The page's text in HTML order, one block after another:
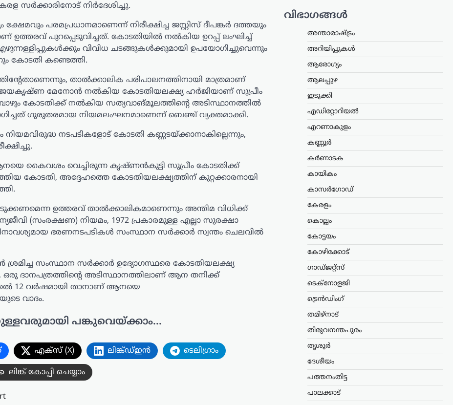
സർക്കാരിനോട് നിർദേശിച്ചു.
പരമപ്രധാനമാണെന്ന് നിരീക്ഷിച്ച ജസ്റ്റിസ് ദീപങ്കർ ദത്തയും
ഉത്തരവ് പുറപ്പെടുവിച്ചത്. കോടതിയിൽ നൽകിയ ഉറപ്പ് ലംഘിച്ച്
വിവിധ ചടങ്ങുകൾക്കുമായി ഉപയോഗിച്ചുവെന്നും
കണ്ടെത്തി.
താൽക്കാലിക പരിപാലനത്തിനായി മാത്രമാണ്
ജയകൃഷ്ണ മേനോൻ നൽകിയ കോടതിയലക്ഷ്യ ഹർജിയാണ് സുപ്രീം
കോടതിക്ക് നൽകിയ സത്യവാങ്മൂലത്തിന്റെ അടിസ്ഥാനത്തിൽ
ഗുരുതരമായ നിയമലംഘനമാണെന്ന് ബെഞ്ച് വ്യക്തമാക്കി.
നടപടികളോട് കോടതി കണ്ണടയ്ക്കാനാകില്ലെന്നും,
കൈവശം വെച്ചിരുന്ന കൃഷ്ണൻകുട്ടി സുപ്രീം കോടതിക്ക്
കോടതി, അദ്ദേഹത്തെ കോടതിയലക്ഷ്യത്തിന് കുറ്റക്കാരനായി
ഉത്തരവ് താൽക്കാലികമാണെന്നും അന്തിമ വിധിക്ക്
(സംരക്ഷണ) നിയമം, 1972 പ്രകാരമുള്ള എല്ലാ സുരക്ഷാ
ഭരണനടപടികൾ സംസ്ഥാന സർക്കാർ സ്വന്തം ചെലവിൽ
സംസ്ഥാന സർക്കാർ ഉദ്യോഗസ്ഥരെ കോടതിയലക്ഷ്യ
ഒരു ദാനപത്രത്തിന്റെ അടിസ്ഥാനത്തിലാണ് ആന തനിക്ക്
12 വർഷമായി താനാണ് ആനയെ
വാദം.
പങ്കുവെയ്ക്കാം...
എക്സ് (X) ലിങ്ക്ഡ്ഇൻ ടെലിഗ്രാം
ലിങ്ക് കോപ്പി ചെയ്യാം
വിഭാഗങ്ങൾ
അന്താരാഷ്ട്രം
അറിയിപ്പുകൾ
ആരോഗ്യം
ആലപ്പുഴ
ഇടുക്കി
എഡിറ്റോറിയൽ
എറണാകുളം
കണ്ണൂർ
കർണാടക
കായികം
കാസർഗോഡ്
കേരളം
കൊല്ലം
കോട്ടയം
കോഴിക്കോട്
ഗാഡ്ജറ്റ്സ്
ടെക്നോളജി
ട്രെൻഡിംഗ്
തമിഴ്നാട്
തിരുവനന്തപുരം
തൃശൂർ
ദേശീയം
പത്തനംതിട്ട
പാലക്കാട്